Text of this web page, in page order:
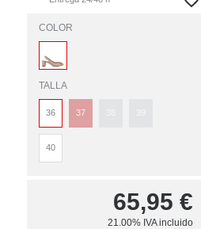
COLOR
TALLA
36 37
40
65,95 €
21.00% IVA incluido